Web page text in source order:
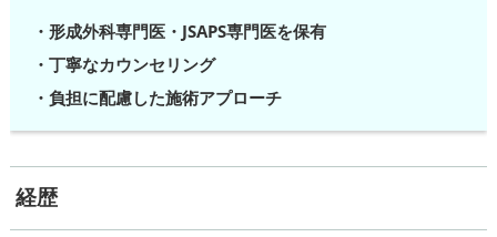
・形成外科専門医・JSAPS専門医を保有
・丁寧なカウンセリング
・負担に配慮した施術アプローチ
経歴